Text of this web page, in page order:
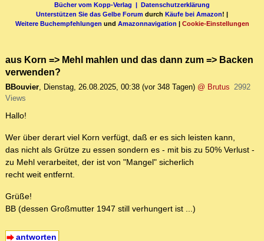
Bücher vom Kopp-Verlag | Datenschutzerklärung
Unterstützen Sie das Gelbe Forum durch Käufe bei Amazon! |
Weitere Buchempfehlungen und Amazonnavigation | Cookie-Einstellungen
aus Korn => Mehl mahlen und das dann zum => Backen
verwenden?
BBouvier, Dienstag, 26.08.2025, 00:38 (vor 348 Tagen) @ Brutus 2992
Views
Hallo!
Wer über derart viel Korn verfügt, daß er es sich leisten kann,
das nicht als Grütze zu essen sondern es - mit bis zu 50% Verlust -
zu Mehl verarbeitet, der ist von "Mangel" sicherlich
recht weit entfernt.
Grüße!
BB (dessen Großmutter 1947 still verhungert ist ...)
antworten